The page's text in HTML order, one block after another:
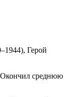
Герой
Окончил среднюю